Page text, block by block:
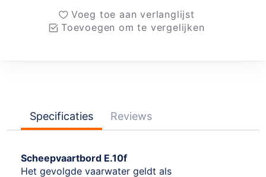
Voeg toe aan verlanglijst
Toevoegen om te vergelijken
Specificaties Reviews
Scheepvaartbord E.10f
Het gevolgde vaarwater geldt als